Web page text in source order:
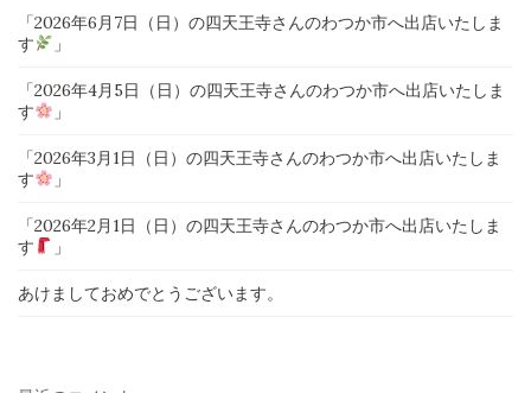
「2026年6月7日（日）の四天王寺さんのわつか市へ出店いたしま
す
」
「2026年4月5日（日）の四天王寺さんのわつか市へ出店いたしま
す
」
「2026年3月1日（日）の四天王寺さんのわつか市へ出店いたしま
す
」
「2026年2月1日（日）の四天王寺さんのわつか市へ出店いたしま
す
」
あけましておめでとうございます。